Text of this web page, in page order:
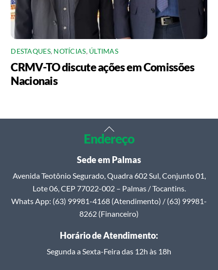
DESTAQUES, NOTÍCIAS, ÚLTIMAS
CRMV-TO discute ações em Comissões
Nacionais
Back
To
Top
Endereço
Sede em Palmas
Avenida Teotônio Segurado, Quadra 602 Sul, Conjunto 01,
Lote 06, CEP 77022-002 – Palmas / Tocantins.
Whats App: (63) 99981-4168 (Atendimento) / (63) 99981-
8262 (Financeiro)
Horário de Atendimento:
Segunda a Sexta-Feira das 12h às 18h